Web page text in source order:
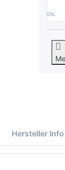
Stk.
Hersteller Info